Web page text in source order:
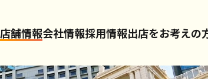
店舗情報会社情報採用情報出店をお考えの